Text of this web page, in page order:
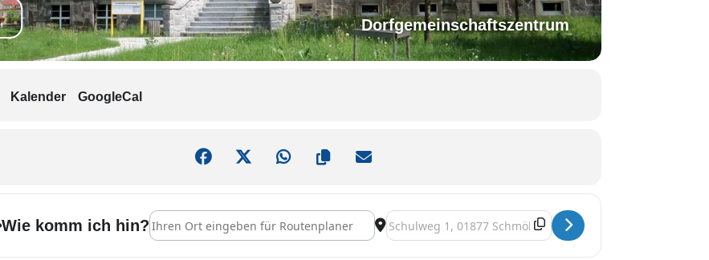
Dorfgemeinschaftszentrum
Kalender GoogleCal
Wie komm ich hin?Address - Heimatmuseum geöffnet [L7y58Cmrw]Destination Address - Heimatmuseum geöffnet [B8aRWxKch]